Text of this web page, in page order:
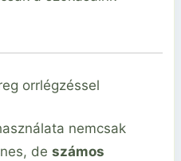
orrlégzéssel
nemcsak
deszámos